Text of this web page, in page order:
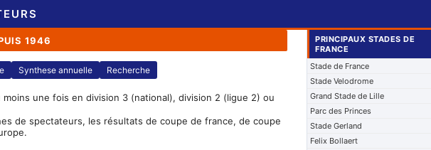
1946
Synthese annuelle Recherche
une fois en division 3 (national), division 2 (ligue 2) ou
de spectateurs, les résultats de coupe de france, de coupe
PRINCIPAUX STADES DE
FRANCE
Stade de France
Stade Velodrome
Grand Stade de Lille
Parc des Princes
Stade Gerland
Felix Bollaert